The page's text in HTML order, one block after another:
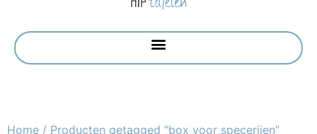
Home / Producten getagged “box voor specerijen”